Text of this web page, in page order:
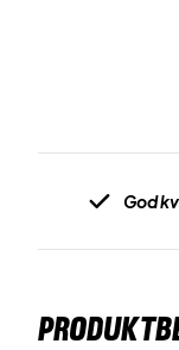
God